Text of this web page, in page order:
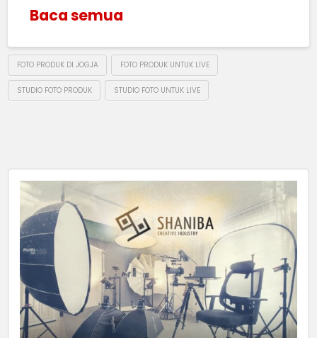
Baca semua
FOTO PRODUK DI JOGJA FOTO PRODUK UNTUK LIVE
STUDIO FOTO PRODUK STUDIO FOTO UNTUK LIVE